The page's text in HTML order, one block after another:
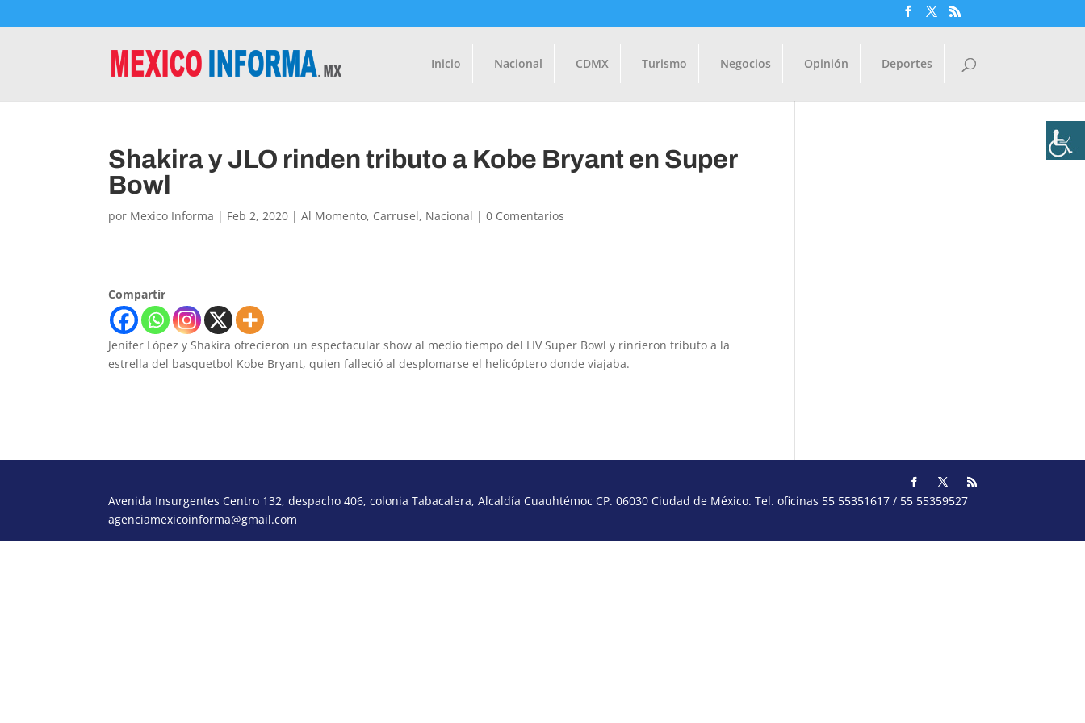
Inicio Nacional CDMX Turismo Negocios Opinión Deportes
Shakira y JLO rinden tributo a Kobe Bryant en Super
Bowl
por Mexico Informa | Feb 2, 2020 |Al Momento, Carrusel, Nacional |0 Comentarios
Compartir
Jenifer López y Shakira ofrecieron un espectacular show al medio tiempo del LIV Super Bowl y rinrieron tributo a la
estrella del basquetbol Kobe Bryant, quien falleció al desplomarse el helicóptero donde viajaba.
Avenida Insurgentes Centro 132, despacho 406, colonia Tabacalera, Alcaldía Cuauhtémoc CP. 06030 Ciudad de México. Tel. oficinas 55 55351617 / 55 55359527
agenciamexicoinforma@gmail.com